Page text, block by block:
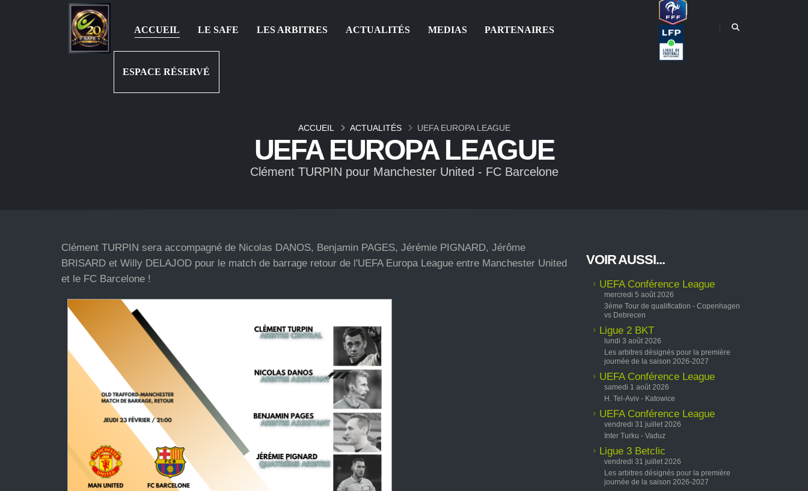
ACCUEIL LE SAFE LES ARBITRES ACTUALITÉS MEDIAS PARTENAIRES
ESPACE RÉSERVÉ
UEFA EUROPA LEAGUE
Clément TURPIN pour Manchester United - FC Barcelone
ACCUEIL ACTUALITÉS UEFA EUROPA LEAGUE
Clément TURPIN sera accompagné de Nicolas DANOS, Benjamin PAGES, Jérémie PIGNARD, Jérôme
BRISARD et Willy DELAJOD pour le match de barrage retour de l'UEFA Europa League entre Manchester United
et le FC Barcelone !
VOIR AUSSI...
UEFA Conférence League
mercredi 5 août 2026
3ème Tour de qualification - Copenhagen
vs Debrecen
Ligue 2 BKT
lundi 3 août 2026
Les arbitres désignés pour la première
journée de la saison 2026-2027
UEFA Conférence League
samedi 1 août 2026
H. Tel-Aviv - Katowice
UEFA Conférence League
vendredi 31 juillet 2026
Inter Turku - Vaduz
Ligue 3 Betclic
vendredi 31 juillet 2026
Les arbitres désignés pour la première
journée de la saison 2026-2027